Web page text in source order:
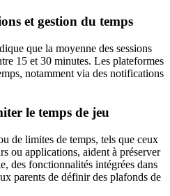
et gestion du temps
que la moyenne des sessions
15 et 30 minutes. Les plateformes
notamment via des notifications
le temps de jeu
de limites de temps, tels que ceux
ou applications, aident à préserver
des fonctionnalités intégrées dans
parents de définir des plafonds de